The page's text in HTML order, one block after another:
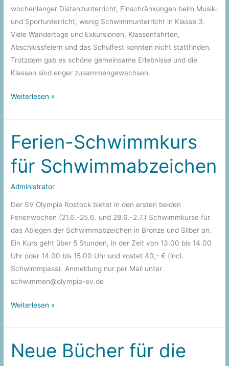
wochenlanger Distanzunterricht, Einschränkungen beim Musik-
und Sportunterricht, wenig Schwimmunterricht in Klasse 3.
Viele Wandertage und Exkursionen, Klassenfahrten,
Abschlussfeiern und das Schulfest konnten nicht stattfinden.
Trotzdem gab es schöne gemeinsame Erlebnisse und die
Klassen sind enger zusammengewachsen.
Schuljahresende
neues
Schuljahr
Weiterlesen »
Ferien-Schwimmkurs
für Schwimmabzeichen
Administrator
Der SV Olympia Rostock bietet in den ersten beiden
Ferienwochen (21.6.-25.6. und 28.6.-2.7.) Schwimmkurse für
das Ablegen der Schwimmabzeichen in Bronze und Silber an.
Ein Kurs geht über 5 Stunden, in der Zeit von 13.00 bis 14.00
Uhr oder 14.00 bis 15.00 Uhr und kostet 40,- € (incl.
Schwimmpass). Anmeldung nur per Mail unter
schwimmen@olympia-ev.de
Ferien-
für
Schwimmabzeichen
Weiterlesen »
Neue Bücher für die